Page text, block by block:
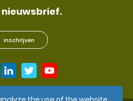
nieuwsbrief.
inschrijven